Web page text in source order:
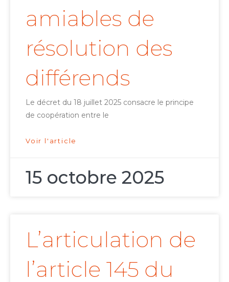
amiables de
résolution des
différends
Le décret du 18 juillet 2025 consacre le principe
de coopération entre le
Voir l'article
15 octobre 2025
L’articulation de
l’article 145 du